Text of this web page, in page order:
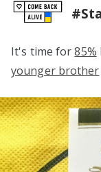
It's time for85%
younger brother